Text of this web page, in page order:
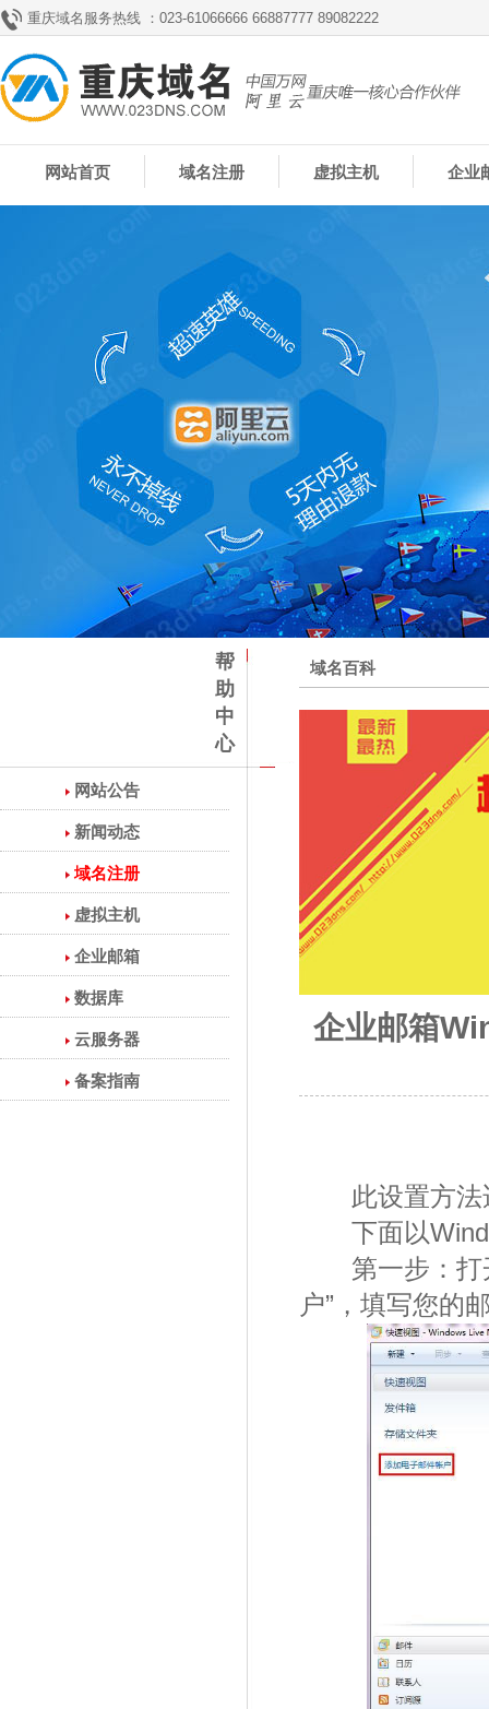
重庆域名服务热线 ：023-61066666 66887777 89082222
网站首页 域名注册 虚拟主机 企业
帮
助
中
心
网站公告
新闻动态
域名注册
虚拟主机
企业邮箱
数据库
云服务器
备案指南
域名百科
企业邮箱
此设置方法适
下面以
第一步：打开
户”，填写您的